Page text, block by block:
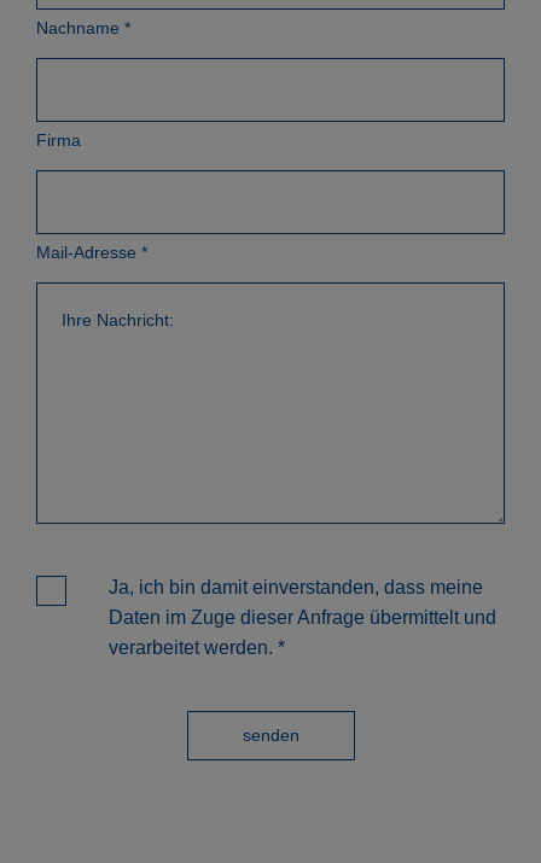
Nachname *
Firma
Mail-Adresse *
Ja, ich bin damit einverstanden, dass meine
Daten im Zuge dieser Anfrage übermittelt und
verarbeitet werden. *
senden